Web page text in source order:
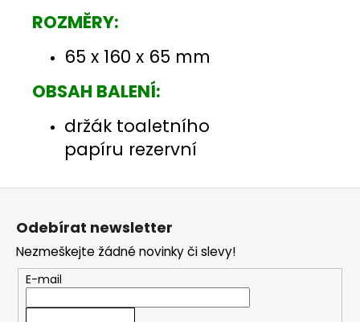
ROZMĚRY:
65 x 160 x 65 mm
OBSAH BALENÍ:
držák toaletního
papíru rezervní
Z
Odebírat newsletter
Nezmeškejte žádné novinky či slevy!
E-mail